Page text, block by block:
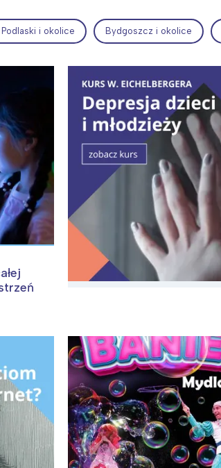
Pszczoła i kwitnący ul
i okolice Bydgoszcz i okolice